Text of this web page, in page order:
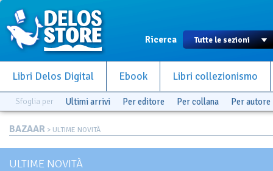
Ricerca
Libri Delos Digital Ebook Libri collezionismo
Sfoglia per Ultimi arrivi Per editore Per collana Per autore
BAZAAR > ULTIME NOVITÀ
ULTIME NOVITÀ